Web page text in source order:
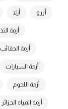
أزرو أزلا
أزمة
أزمة
أزمة السيارات
أزمة اللحوم
أزمة المياه الجزائر